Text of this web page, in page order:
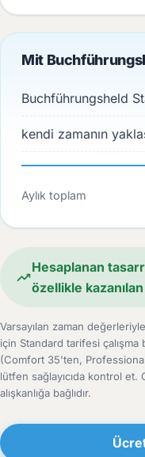
Mit
Buchführungsheld
kendi zamanın
Aylık toplam
Hesaplanan
özellikle
Varsayılan zaman
için Standard tarifesi çalışma
(Comfort 35'ten,
lütfen sağlayıcıda kontrol et.
alışkanlığa bağlıdır.